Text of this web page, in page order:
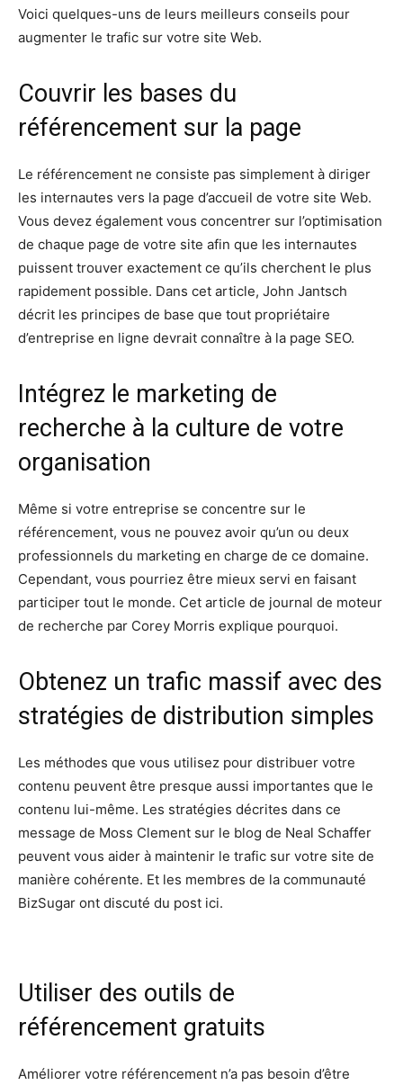
Voici quelques-uns de leurs meilleurs conseils pour
augmenter le trafic sur votre site Web.
Couvrir les bases du
référencement sur la page
Le référencement ne consiste pas simplement à diriger
les internautes vers la page d’accueil de votre site Web.
Vous devez également vous concentrer sur l’optimisation
de chaque page de votre site afin que les internautes
puissent trouver exactement ce qu’ils cherchent le plus
rapidement possible. Dans cet article, John Jantsch
décrit les principes de base que tout propriétaire
d’entreprise en ligne devrait connaître à la page SEO.
Intégrez le marketing de
recherche à la culture de votre
organisation
Même si votre entreprise se concentre sur le
référencement, vous ne pouvez avoir qu’un ou deux
professionnels du marketing en charge de ce domaine.
Cependant, vous pourriez être mieux servi en faisant
participer tout le monde. Cet article de journal de moteur
de recherche par Corey Morris explique pourquoi.
Obtenez un trafic massif avec des
stratégies de distribution simples
Les méthodes que vous utilisez pour distribuer votre
contenu peuvent être presque aussi importantes que le
contenu lui-même. Les stratégies décrites dans ce
message de Moss Clement sur le blog de Neal Schaffer
peuvent vous aider à maintenir le trafic sur votre site de
manière cohérente. Et les membres de la communauté
BizSugar ont discuté du post ici.
Utiliser des outils de
référencement gratuits
Améliorer votre référencement n’a pas besoin d’être